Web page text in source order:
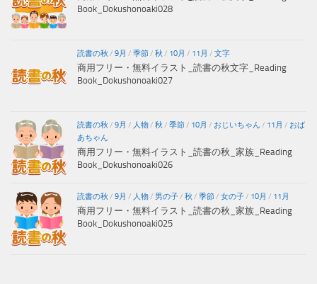
Book_Dokushonoaki028
読書の秋 / 9月 / 季節 / 秋 / 10月 / 11月 / 文字
商用フリー・無料イラスト_読書の秋文字_Reading
Book_Dokushonoaki027
読書の秋 / 9月 / 人物 / 秋 / 季節 / 10月 / おじいちゃん / 11月 / おば
あちゃん
商用フリー・無料イラスト_読書の秋_家族_Reading
Book_Dokushonoaki026
読書の秋 / 9月 / 人物 / 男の子 / 秋 / 季節 / 女の子 / 10月 / 11月
商用フリー・無料イラスト_読書の秋_家族_Reading
Book_Dokushonoaki025